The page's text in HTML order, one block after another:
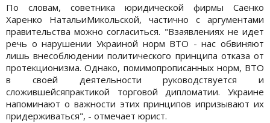
По словам, советника юридической фирмы Саенко
Харенко НатальиМикольской, частично с аргументами
правительства можно согласиться. "Взаявлениях не идет
речь о нарушении Украиной норм ВТО - нас обвиняют
лишь внесоблюдении политического принципа отказа от
протекционизма. Однако, помимопрописанных норм, ВТО
в своей деятельности руководствуется и
сложившейсяпрактикой торговой дипломатии. Украине
напоминают о важности этих принципов ипризывают их
придерживаться", - отмечает юрист.